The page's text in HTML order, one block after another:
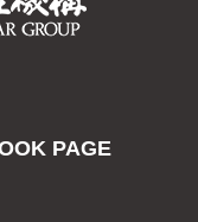
PAGE